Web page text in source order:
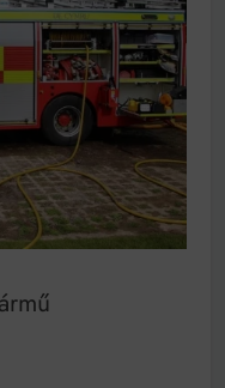
a saját
miért öltözöl
csak a 80-